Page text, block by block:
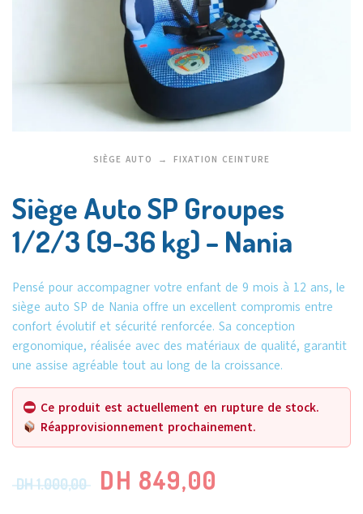
SIÈGE AUTO FIXATION CEINTURE
Siège Auto SP Groupes
1/2/3 (9-36 kg) – Nania
Pensé pour accompagner votre enfant de 9 mois à 12 ans, le
siège auto SP de Nania offre un excellent compromis entre
confort évolutif et sécurité renforcée. Sa conception
ergonomique, réalisée avec des matériaux de qualité, garantit
une assise agréable tout au long de la croissance.
Ce produit est actuellement en rupture de stock.
Réapprovisionnement prochainement.
DH1.000,00 DH 849,00